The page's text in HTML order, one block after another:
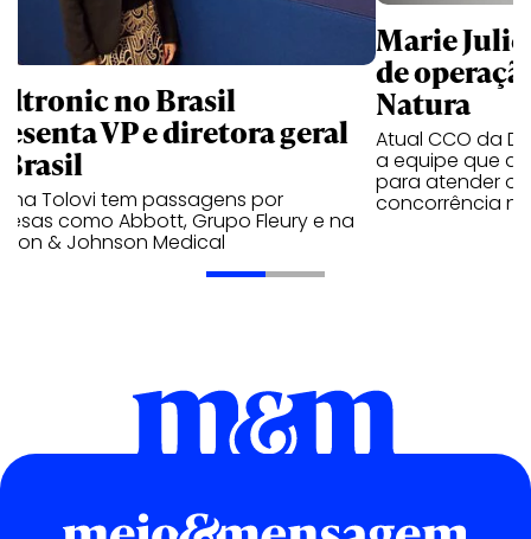
no Brasil
VP e diretora geral
Tolovi tem passagens por
como Abbott, Grupo Fleury e na
& Johnson Medical
Marie
de
Natura
Atual CCO da
a equipe que a
para atender o
concorrência